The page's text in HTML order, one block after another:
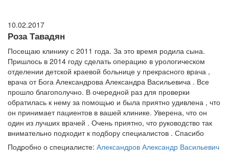
10.02.2017
Роза Тавадян
Посещаю клинику с 2011 года. За это время родила сына.
Пришлось в 2014 году сделать операцию в урологическом
отделении детской краевой больнице у прекрасного врача ,
врача от Бога Александрова Александра Васильевича . Все
прошло благополучно. В очередной раз для проверки
обратилась к нему за помощью и была приятно удивлена , что
он принимает пациентов в вашей клинике. Уверена, что он
один из лучших врачей . Очень приятно, что руководство так
внимательно подходит к подбору специалистов . Спасибо
Подробно о специалисте: Александров Александр Васильевич